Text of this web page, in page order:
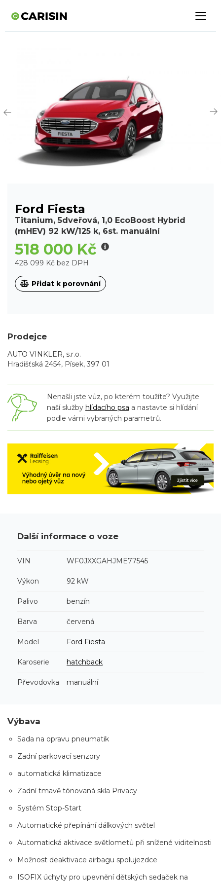
Ford Fiesta
Titanium, 5dveřová, 1,0 EcoBoost Hybrid
(mHEV) 92 kW/125 k, 6st. manuální
518 000 Kč
428 099 Kč bez DPH
Přidat k porovnání
Prodejce
AUTO VINKLER, s.r.o.
Hradišťská 2454, Písek, 397 01
Nenašli jste vůz, po kterém toužíte? Využijte
naší služby hlídacího psa a nastavte si hlídání
podle vámi vybraných parametrů.
Další informace o voze
VIN WF0JXXGAHJME77545
Výkon 92 kW
Palivo benzín
Barva červená
Model Ford Fiesta
Karoserie hatchback
Převodovka manuální
Výbava
Sada na opravu pneumatik
Zadní parkovací senzory
automatická klimatizace
Zadní tmavě tónovaná skla Privacy
Systém Stop-Start
Automatické přepínání dálkových světel
Automatická aktivace světlometů při snížené viditelnosti
Možnost deaktivace airbagu spolujezdce
ISOFIX úchyty pro upevnění dětských sedaček na